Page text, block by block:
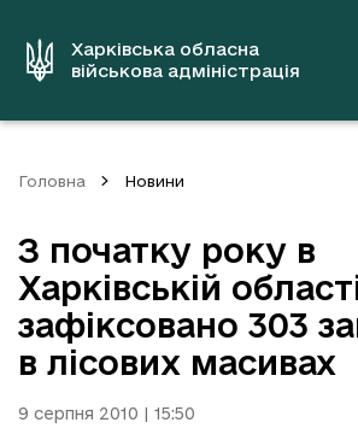
вмістуХарківська обласна
військова адміністрація
Головна Новини
З початку року в
Харківській
зафіксовано 303
в лісових масивах
9 серпня 2010 | 15:50